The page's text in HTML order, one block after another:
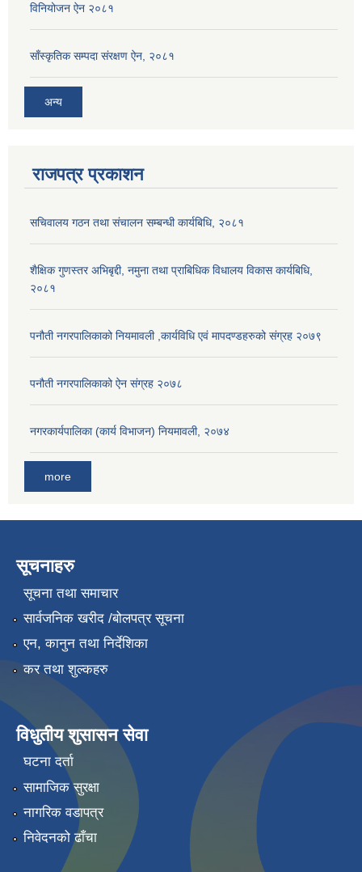
विनियोजन ऐन २०८१
साँस्कृतिक सम्पदा संरक्षण ऐन, २०८१
अन्य
राजपत्र प्रकाशन
सचिवालय गठन तथा संचालन सम्बन्धी कार्यबिधि, २०८१
शैक्षिक गुणस्तर अभिबृद्दी, नमुना तथा प्राबिधिक विधालय विकास कार्यबिधि,
२०८१
पनौती नगरपालिकाको नियमावली ,कार्यविधि एवं मापदण्डहरुको संग्रह २०७९
पनौती नगरपालिकाको ऐन संग्रह २०७८
नगरकार्यपालिका (कार्य विभाजन) नियमावली, २०७४
more
सूचनाहरु
सूचना तथा समाचार
सार्वजनिक खरीद /बोलपत्र सूचना
एन, कानुन तथा निर्देशिका
कर तथा शुल्कहरु
विधुतीय शुसासन सेवा
घटना दर्ता
सामाजिक सुरक्षा
नागरिक वडापत्र
निवेदनको ढाँचा